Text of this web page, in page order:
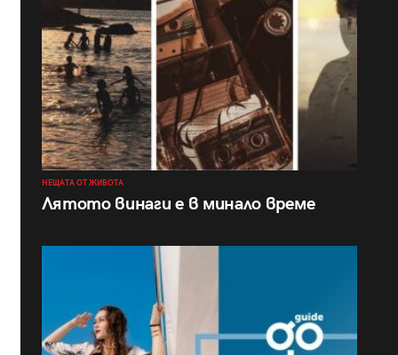
НЕЩАТА ОТ ЖИВОТА
Лятото винаги е в минало време